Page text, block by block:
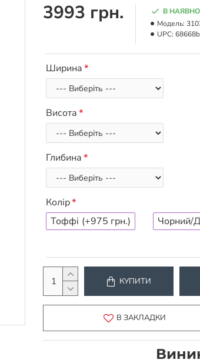
3993 грн.
В
Модель:
UPC: 68668b
Ширина
Висота
Глибина
Колір
Тоффі (+975 грн.) Чорний/
КУПИТИ
В ЗАКЛАДКИ